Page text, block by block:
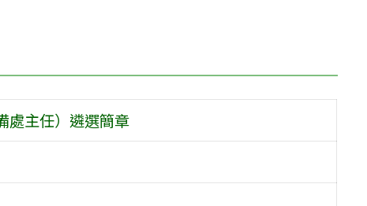
處主任）遴選簡章